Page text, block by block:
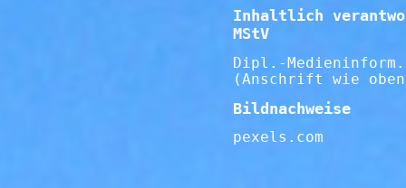
Inhaltlich
MStV
Dipl.-
(Anschrift wie
Bildnachweise
pexels.com